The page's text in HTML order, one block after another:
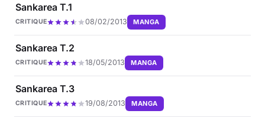
Sankarea T.1
CRITIQUE 08/02/2013 MANGA
Sankarea T.2
CRITIQUE 18/05/2013 MANGA
Sankarea T.3
CRITIQUE 19/08/2013 MANGA